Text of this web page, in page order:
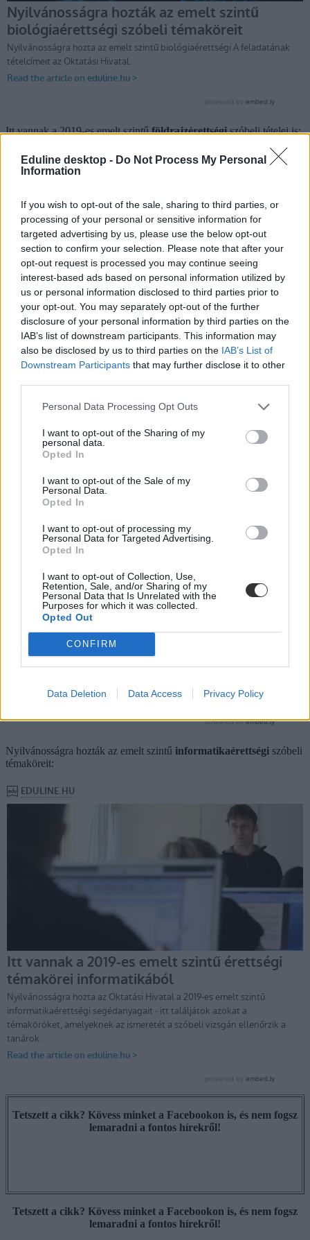
Eduline desktop - Do Not Process My Personal
Information
If you wish to opt-out of the sale, sharing to third parties, or
processing of your personal or sensitive information for
targeted advertising by us, please use the below opt-out
section to confirm your selection. Please note that after your
opt-out request is processed you may continue seeing
interest-based ads based on personal information utilized by
us or personal information disclosed to third parties prior to
your opt-out. You may separately opt-out of the further
disclosure of your personal information by third parties on the
IAB’s list of downstream participants. This information may
also be disclosed by us to third parties on the IAB’s List of
Downstream Participants that may further disclose it to other
Personal Data Processing Opt Outs
I want to opt-out of the Sharing of my
personal data.
Opted In
I want to opt-out of the Sale of my
Personal Data.
Opted In
I want to opt-out of processing my
Personal Data for Targeted Advertising.
Opted In
I want to opt-out of Collection, Use,
Retention, Sale, and/or Sharing of my
Personal Data that Is Unrelated with the
Purposes for which it was collected.
Opted Out
CONFIRM
Data Deletion Data Access Privacy Policy
Itt vannak a 2019-es emelt szintűföldrajzérettségiszóbeli tételei is:
Itt vannak a témakörök a jövő évi emelt szintű fizikaérettségire:
Nyilvánosságra hozták az emelt szintű informatikaérettségi szóbeli
témaköreit:
Tetszett a cikk? Kövess minket a Facebookon is, és nem fogsz
lemaradni a fontos hírekről!
Tetszett a cikk? Kövess minket a Facebookon is, és nem fogsz
lemaradni a fontos hírekről!